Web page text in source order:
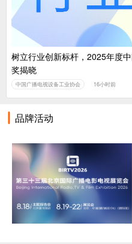
树立行业创新标杆，2025年度
奖揭晓
中国广播电视设备工业协会 16小时前
品牌活动